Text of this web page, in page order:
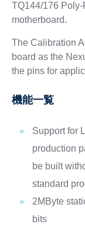
TQ144/176
motherboard.
The Calibration
board as the
the pins for
機能一覧
Support for
production
be built
standard
2MByte
bits